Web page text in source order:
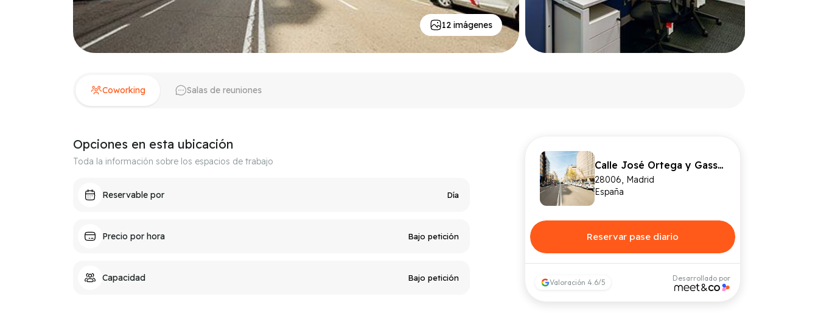
12 imágenes
Coworking Salas de reuniones
Opciones en esta ubicación
Toda la información sobre los espacios de trabajo
Reservable por Día
Precio por hora Bajo petición
Capacidad Bajo petición
Calle José Ortega y Gasset 22-24, Level 5
28006 Madrid
España
Reservar pase diario
Valoración 4.6/5 Desarrollado por